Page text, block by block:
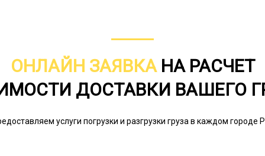
Негабаритным называется груз,
железнодорожным грузовым
крупный, тяжеловесный или опасный
ОНЛАЙН ЗАЯВКАНА РАСЧЕТ
ДОСТАВКИ ВАШЕГО
услуги погрузки и разгрузки груза в каждом городе